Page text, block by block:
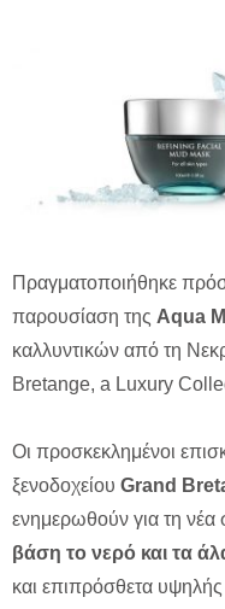
Πραγματοποιήθηκε
παρουσίαση της Aqua
καλλυντικών από τη
Bretange, a Luxury
Οι προσκεκλημένοι
ξενοδοχείου Grand
ενημερωθούν για τη νέα
βάση το νερό και τα
και επιπρόσθετα